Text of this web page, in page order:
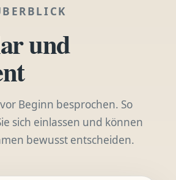
und
Beginn besprochen. So
sich einlassen und können
bewusst entscheiden.